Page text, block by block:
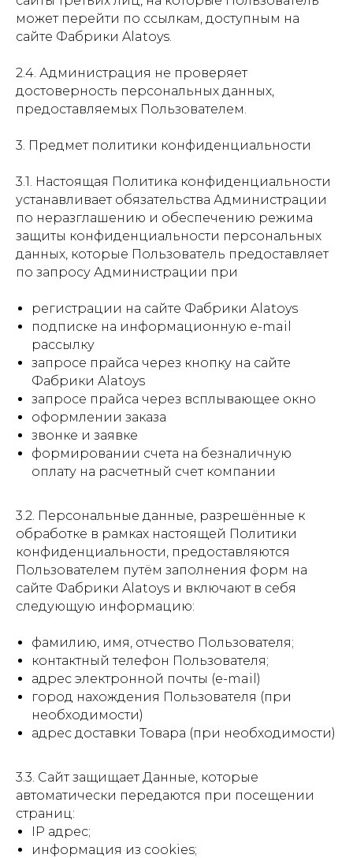
может перейти по ссылкам, доступным на
сайте Фабрики Alatoys.
2.4. Администрация не проверяет
достоверность персональных данных,
предоставляемых Пользователем.
3. Предмет политики конфиденциальности
3.1. Настоящая Политика конфиденциальности
устанавливает обязательства Администрации
по неразглашению и обеспечению режима
защиты конфиденциальности персональных
данных, которые Пользователь предоставляет
по запросу Администрации при
регистрации на сайте Фабрики Alatoys
подписке на информационную e-mail
рассылку
запросе прайса через кнопку на сайте
Фабрики Alatoys
запросе прайса через всплывающее окно
оформлении заказа
звонке и заявке
формировании счета на безналичную
оплату на расчетный счет компании
3.2. Персональные данные, разрешённые к
обработке в рамках настоящей Политики
конфиденциальности, предоставляются
Пользователем путём заполнения форм на
сайте Фабрики Alatoys и включают в себя
следующую информацию:
фамилию, имя, отчество Пользователя;
контактный телефон Пользователя;
адрес электронной почты (e-mail)
город нахождения Пользователя (при
необходимости)
адрес доставки Товара (при необходимости)
3.3. Сайт защищает Данные, которые
автоматически передаются при посещении
страниц:
IP адрес;
информация из cookies;